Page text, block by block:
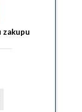
zakupu